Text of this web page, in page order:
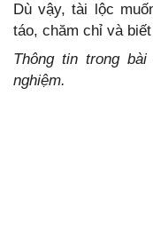
Dù vậy, tài lộc
táo, chăm chỉ và
Thông tin trong
nghiệm.